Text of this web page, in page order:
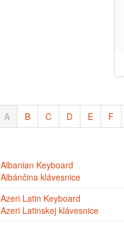
A B C D E F
Albanian Keyboard
Albánčina klávesnice
Azeri Latin Keyboard
Azeri Latinskej klávesnice